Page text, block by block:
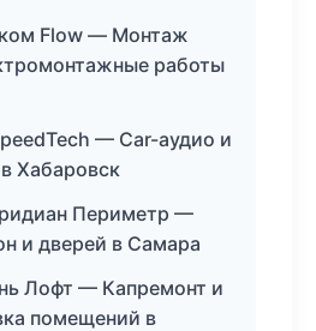
Flow — Монтаж
работы
— Car-аудио и
Хабаровск
Периметр —
и дверей в Самара
Лофт — Капремонт и
помещений в